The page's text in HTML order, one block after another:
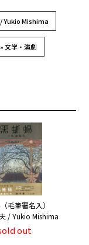
Yukio Mishima
文学・演劇
毛筆署名入）
/ Yukio Mishima
out